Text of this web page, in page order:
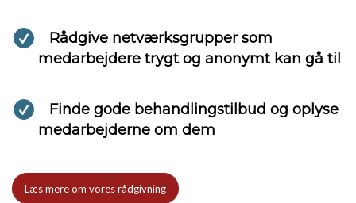
Rådgive netværksgrupper som
medarbejdere trygt og anonymt kan gå til
Finde gode behandlingstilbud og oplyse
medarbejderne om dem
Læs mere om vores rådgivning